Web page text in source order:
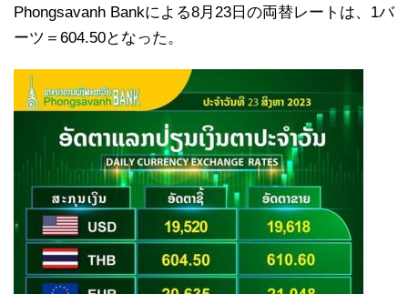
Phongsavanh Bankによる8月23日の両替レートは、1バ
ーツ＝604.50となった。